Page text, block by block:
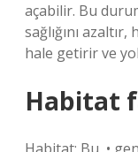
açabilir. Bu
sağlığını
hale getirir ve
Habitat